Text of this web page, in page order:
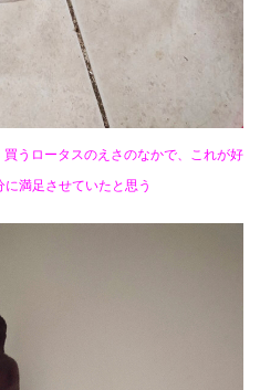
うロータスのえさのなかで、これが好
満足させていたと思う